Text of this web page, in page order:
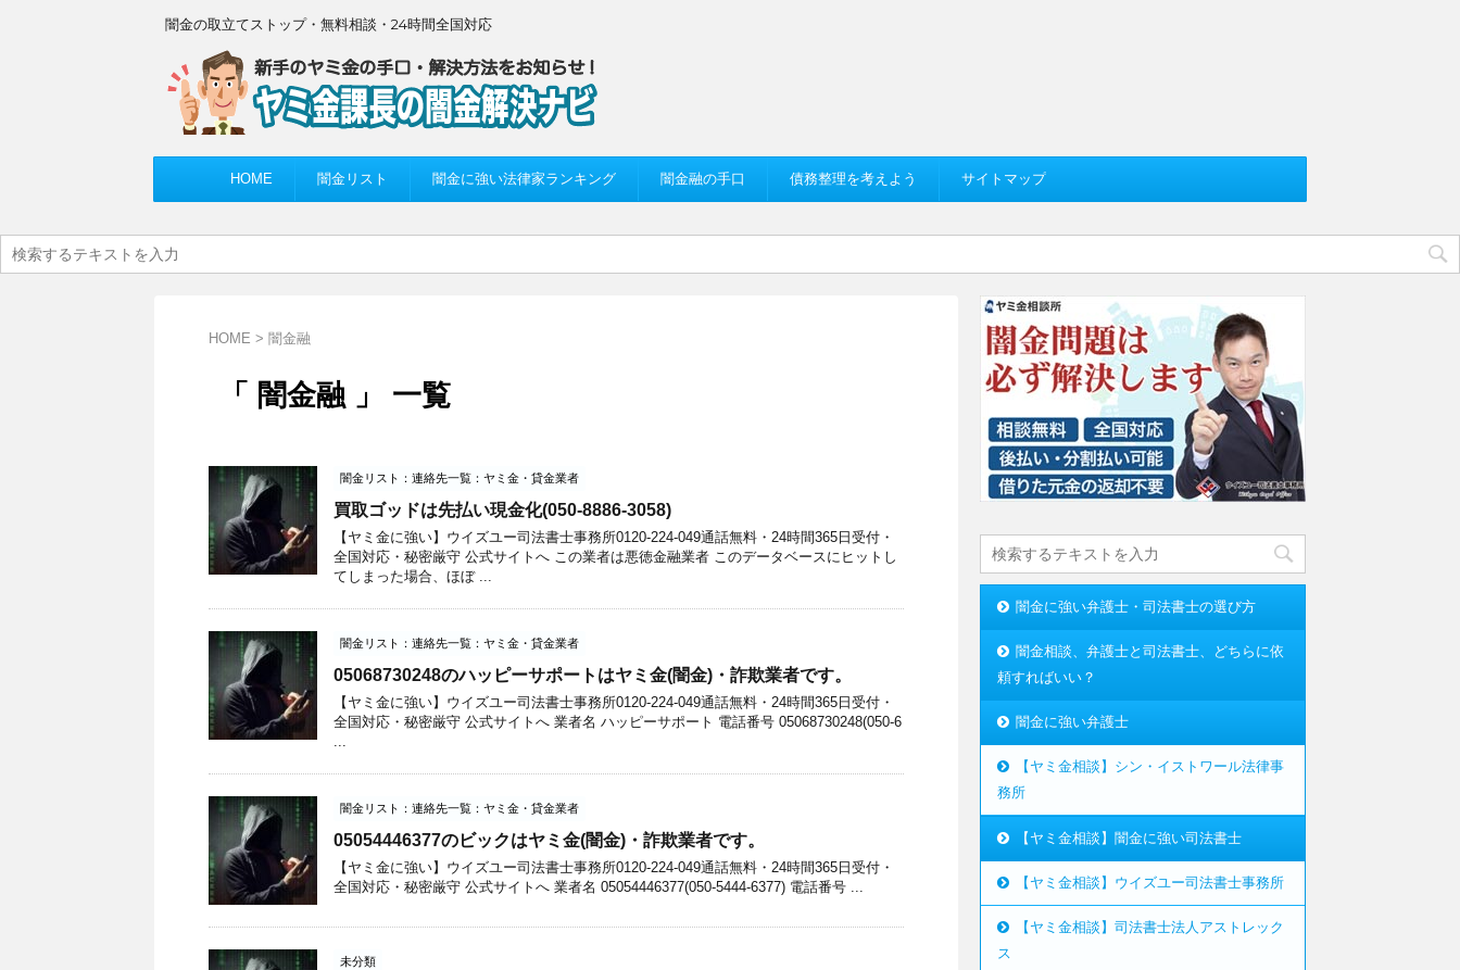
闇金の取立てストップ・無料相談・24時間全国対応
HOME 闇金リスト 闇金に強い法律家ランキング 闇金融の手口 債務整理を考えよう サイトマップ
HOME > 闇金融
「 闇金融 」 一覧
闇金リスト：連絡先一覧：ヤミ金・貸金業者
買取ゴッドは先払い現金化(050-8886-3058)
【ヤミ金に強い】ウイズユー司法書士事務所0120-224-049通話無料・24時間365日受付・
全国対応・秘密厳守 公式サイトへ この業者は悪徳金融業者 このデータベースにヒットし
てしまった場合、ほぼ ...
闇金リスト：連絡先一覧：ヤミ金・貸金業者
05068730248のハッピーサポートはヤミ金(闇金)・詐欺業者です。
【ヤミ金に強い】ウイズユー司法書士事務所0120-224-049通話無料・24時間365日受付・
全国対応・秘密厳守 公式サイトへ 業者名 ハッピーサポート 電話番号 05068730248(050-6
...
闇金リスト：連絡先一覧：ヤミ金・貸金業者
05054446377のビックはヤミ金(闇金)・詐欺業者です。
【ヤミ金に強い】ウイズユー司法書士事務所0120-224-049通話無料・24時間365日受付・
全国対応・秘密厳守 公式サイトへ 業者名 05054446377(050-5444-6377) 電話番号 ...
未分類
闇金に強い弁護士・司法書士の選び方
闇金相談、弁護士と司法書士、どちらに依
頼すればいい？
闇金に強い弁護士
【ヤミ金相談】シン・イストワール法律事
務所
【ヤミ金相談】闇金に強い司法書士
【ヤミ金相談】ウイズユー司法書士事務所
【ヤミ金相談】司法書士法人アストレック
ス